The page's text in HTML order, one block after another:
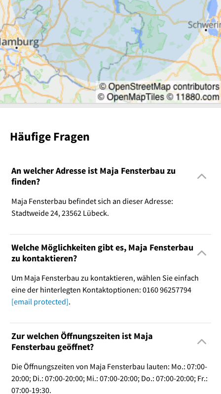
Häufige Fragen
An welcher Adresse ist Maja Fensterbau zu
finden?
Maja Fensterbau befindet sich an dieser Adresse:
Stadtweide 24, 23562 Lübeck.
Welche Möglichkeiten gibt es, Maja Fensterbau
zu kontaktieren?
Um Maja Fensterbau zu kontaktieren, wählen Sie einfach
eine der hinterlegten Kontaktoptionen: 0160 96257794
[email protected].
Zur welchen Öffnungszeiten ist Maja
Fensterbau geöffnet?
Die Öffnungszeiten von Maja Fensterbau lauten: Mo.: 07:00-
20:00; Di.: 07:00-20:00; Mi.: 07:00-20:00; Do.: 07:00-20:00; Fr.:
07:00-19:30.